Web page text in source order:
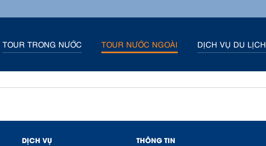
TOUR TRONG NƯỚC TOUR NƯỚC NGOÀI DỊCH VỤ DU LỊCH
DỊCH VỤ THÔNG TIN